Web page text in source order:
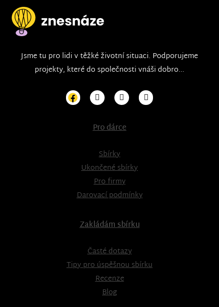
Jsme tu pro lidi v těžké životní situaci. Podporujeme
projekty, které do společnosti vnáši dobro...
Pro dárce
Sbírky
Ukončené sbírky
Pro firmy
Darovací podmínky
Zakládám sbírku
Časté dotazy
Tipy pro úspěšnou sbírku
Recenze
Blog